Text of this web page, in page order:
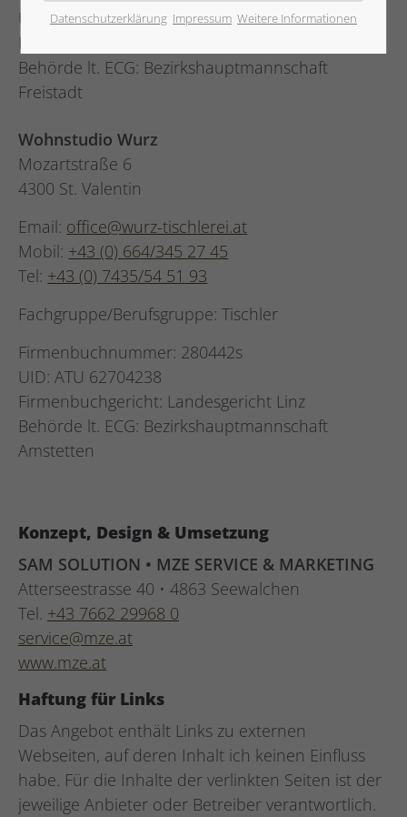
UID: ATU 62704238
Firmenbuchgericht: Landesgericht Linz
Behörde lt. ECG: Bezirkshauptmannschaft
Freistadt
Wohnstudio Wurz
Mozartstraße 6
4300 St. Valentin
Email: office@wurz-tischlerei.at
Mobil: +43 (0) 664/345 27 45
Tel: +43 (0) 7435/54 51 93
Fachgruppe/Berufsgruppe: Tischler
Firmenbuchnummer: 280442s
UID: ATU 62704238
Firmenbuchgericht: Landesgericht Linz
Behörde lt. ECG: Bezirkshauptmannschaft
Amstetten
Konzept, Design & Umsetzung
SAM SOLUTION • MZE SERVICE & MARKETING
Atterseestrasse 40 • 4863 Seewalchen
Tel. +43 7662 29968 0
service@mze.at
www.mze.at
Haftung für Links
Das Angebot enthält Links zu externen
Webseiten, auf deren Inhalt ich keinen Einfluss
habe. Für die Inhalte der verlinkten Seiten ist der
jeweilige Anbieter oder Betreiber verantwortlich.
Datenschutzerklärung Impressum Weitere Informationen